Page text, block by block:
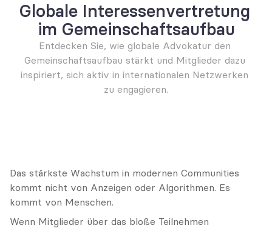
Globale Interessenvertretung
im Gemeinschaftsaufbau
Entdecken Sie, wie globale Advokatur den
Gemeinschaftsaufbau stärkt und Mitglieder dazu
inspiriert, sich aktiv in internationalen Netzwerken
zu engagieren.
Das stärkste Wachstum in modernen Communities
kommt nicht von Anzeigen oder Algorithmen. Es
kommt von Menschen.
Wenn Mitglieder über das bloße Teilnehmen